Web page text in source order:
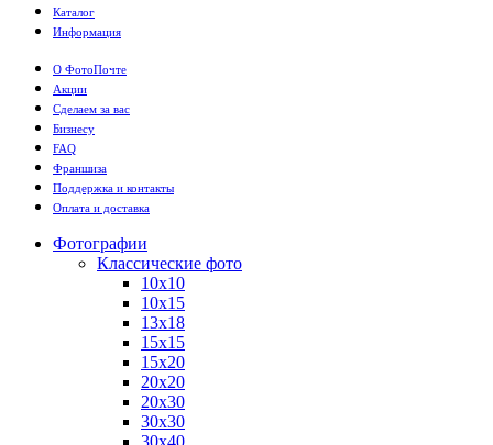
Каталог
Информация
О ФотоПочте
Акции
Сделаем за вас
Бизнесу
FAQ
Франшиза
Поддержка и контакты
Оплата и доставка
Фотографии
Классические фото
10х10
10х15
13х18
15х15
15х20
20х20
20х30
30х30
30х40